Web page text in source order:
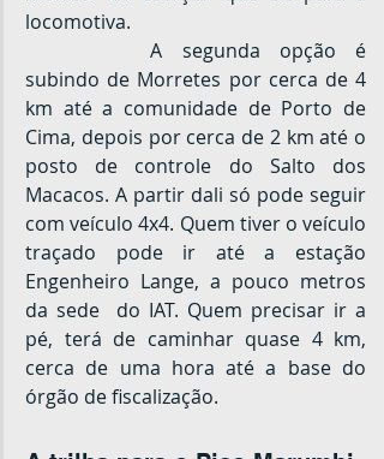
locomotiva.
		A segunda opção é
subindo de Morretes por cerca de 4
km até a comunidade de Porto de
Cima, depois por cerca de 2 km até o
posto de controle do Salto dos
Macacos. A partir dali só pode seguir
com veículo 4x4. Quem tiver o veículo
traçado pode ir até a estação
Engenheiro Lange, a pouco metros
da sede  do IAT. Quem precisar ir a
pé, terá de caminhar quase 4 km,
cerca de uma hora até a base do
órgão de fiscalização.